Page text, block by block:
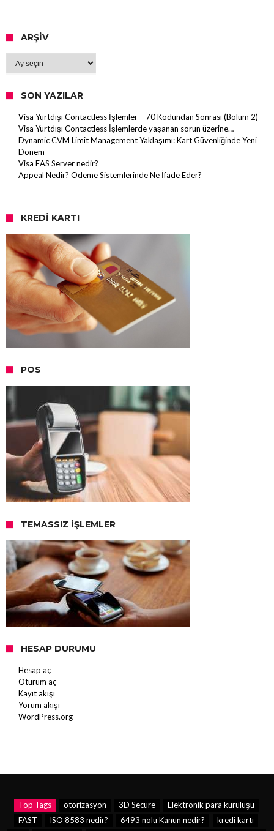
ARŞIV
SON YAZILAR
Visa Yurtdışı Contactless İşlemler – 70 Kodundan Sonrası (Bölüm 2)
Visa Yurtdışı Contactless İşlemlerde yaşanan sorun üzerine…
Dynamic CVM Limit Management Yaklaşımı: Kart Güvenliğinde Yeni
Dönem
Visa EAS Server nedir?
Appeal Nedir? Ödeme Sistemlerinde Ne İfade Eder?
KREDI KARTI
POS
TEMASSIZ İŞLEMLER
HESAP DURUMU
Hesap aç
Oturum aç
Kayıt akışı
Yorum akışı
WordPress.org
Top Tags otorizasyon 3D Secure
Elektronik para kuruluşu
FAST
ISO 8583 nedir? 6493 nolu Kanun nedir?
kredi kartı